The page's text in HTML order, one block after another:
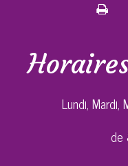
Lundi, Mardi,
de